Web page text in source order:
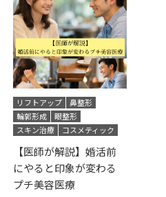
リフトアップ
鼻整形
輪郭形成
眼整形
スキン治療
コスメティック
【医師が解説】婚活前
にやると印象が変わる
プチ美容医療